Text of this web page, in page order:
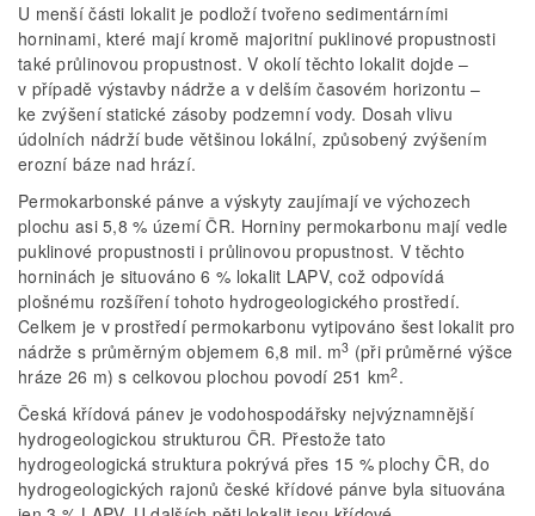
U menší části lokalit je podloží tvořeno sedimentárními
horninami, které mají kromě majoritní puklinové propustnosti
také průlinovou propustnost. V okolí těchto lokalit dojde –
v případě výstavby nádrže a v delším časovém horizontu –
ke zvýšení statické zásoby podzemní vody. Dosah vlivu
údolních nádrží bude většinou lokální, způsobený zvýšením
erozní báze nad hrází.
Permokarbonské pánve a výskyty zaujímají ve výchozech
plochu asi 5,8 % území ČR. Horniny permokarbonu mají vedle
puklinové propustnosti i průlinovou propustnost. V těchto
horninách je situováno 6 % lokalit LAPV, což odpovídá
plošnému rozšíření tohoto hydrogeologického prostředí.
Celkem je v prostředí permokarbonu vytipováno šest lokalit pro
nádrže s průměrným objemem 6,8 mil. m3 (při průměrné výšce
hráze 26 m) s celkovou plochou povodí 251 km2.
Česká křídová pánev je vodohospodářsky nejvýznamnější
hydrogeologickou strukturou ČR. Přestože tato
hydrogeologická struktura pokrývá přes 15 % plochy ČR, do
hydrogeologických rajonů české křídové pánve byla situována